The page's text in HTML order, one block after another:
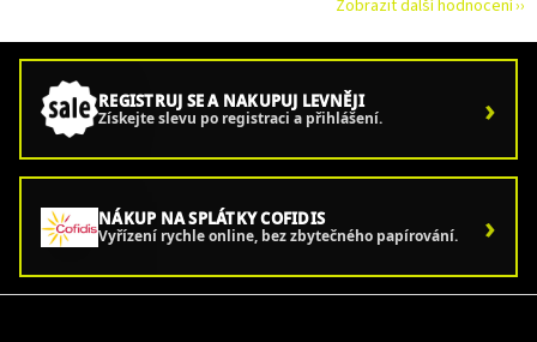
Zobrazit další hodnocení
REGISTRUJ SE A NAKUPUJ LEVNĚJI
Získejte slevu po registraci a přihlášení. ›
NÁKUP NA SPLÁTKY COFIDIS
Vyřízení rychle online, bez zbytečného papírování. ›